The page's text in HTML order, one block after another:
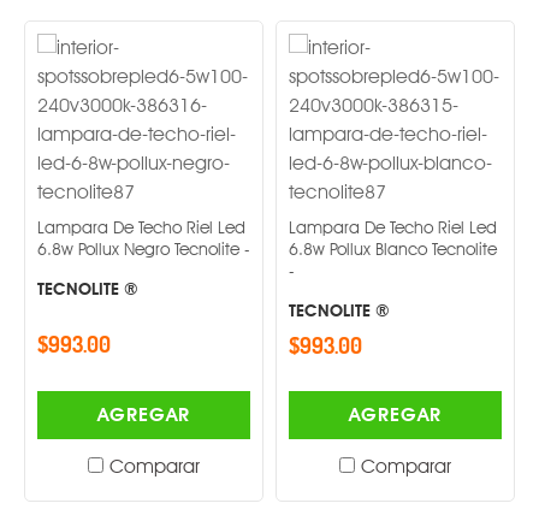
Lampara De Techo Riel Led
6.8w Pollux Negro Tecnolite -
TECNOLITE ®
$993.00
AGREGAR
Comparar
Lampara De Techo Riel Led
6.8w Pollux Blanco Tecnolite
-
TECNOLITE ®
$993.00
AGREGAR
Comparar